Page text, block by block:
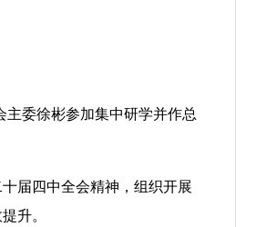
主委徐彬参加集中研学并作总
届四中全会精神，组织开展
升。